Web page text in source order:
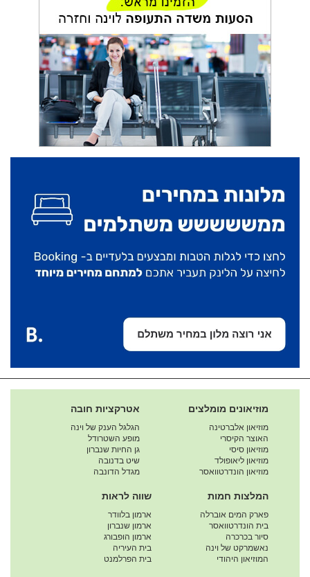
מוזיאונים מומלצים
מוזיאון אלברטינה
האוצר הקיסרי
מוזיאון סיסי
מוזיאון ליאופולד
מוזיאון הונדרטוואסר
אטרקציות חובה
הגלגל הענק של וינה
מופע השטרודל
גן החיות שנברון
שיט בדנובה
מגדל הדונבה
המלצות חמות
פארק המים אוברלה
בית הונדרטוואסר
סיור בכרכרה
נאשמרקט של וינה
המוזיאון היהודי
שווה לראות
ארמון בלוודר
ארמון שנברון
ארמון הופבורג
בית העיריה
בית הפרלמנט